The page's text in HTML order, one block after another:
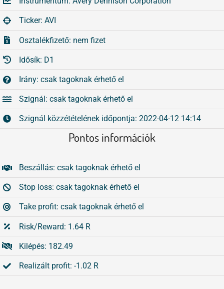
Tőzsdeklub
Adósegéd
Összes
Ticker: AVI
Osztalékfizető: nem fizet
Idősík: D1
Irány: csak tagoknak érhető el
Szignál: csak tagoknak érhető el
Szignál közzétételének időpontja: 2022-04-12 14:14
Pontos információk
Beszállás: csak tagoknak érhető el
Stop loss: csak tagoknak érhető el
Take profit: csak tagoknak érhető el
Risk/Reward: 1.64 R
Kilépés: 182.49
Realizált profit: -1.02 R